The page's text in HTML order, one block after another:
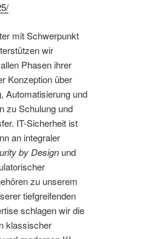
mit Schwerpunkt
wir
Phasen ihrer
Konzeption über
Automatisierung und
zu Schulung und
IT-Sicherheit ist
an integraler
by Design und
zu unserem
tiefgreifenden
schlagen wir die
klassischer